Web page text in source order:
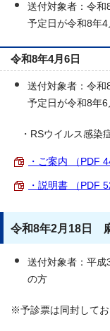
送付対象者：令和
予定日が令和8年
令和8年4月6日
送付対象者：令和
予定日が令和8年
・RSウイルス感染
・ご案内 （PDF
・説明書 （PDF
令和8年2月18日
送付対象者：平
の方
※予診票は同封してお